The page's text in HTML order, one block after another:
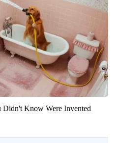
Didn't Know Were Invented